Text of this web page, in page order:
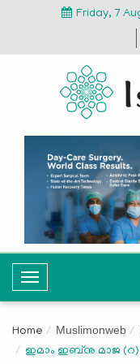
Friday, 7
T
o
g
l
Home Muslimonweb
ഇമാം ഇബ്‌നു മാജ (റ)